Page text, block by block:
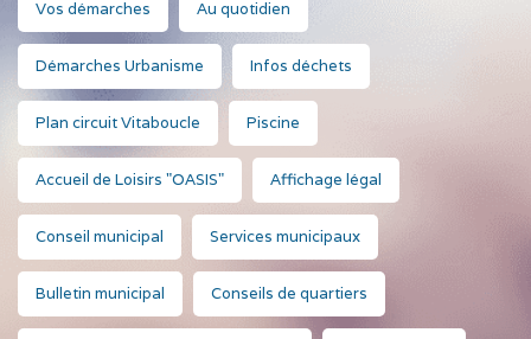
Vos démarches Au quotidien
Démarches Urbanisme Infos déchets
Plan circuit Vitaboucle Piscine
Accueil de Loisirs "OASIS" Affichage légal
Conseil municipal Services municipaux
Bulletin municipal Conseils de quartiers